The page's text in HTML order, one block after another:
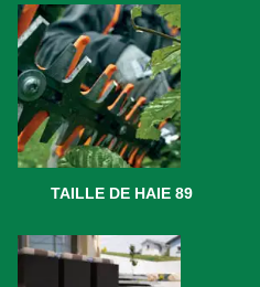
TAILLE DE HAIE 89